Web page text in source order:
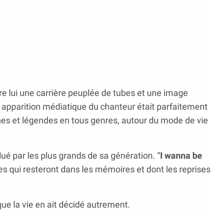
lui une carrière peuplée de tubes et une image
médiatique du chanteur était parfaitement
et légendes en tous genres, autour du mode de vie
par les plus grands de sa génération. “I wanna be
qui resteront dans les mémoires et dont les reprises
la vie en ait décidé autrement.